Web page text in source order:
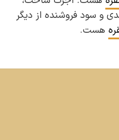
و سود فروشنده از دیگر
هست.